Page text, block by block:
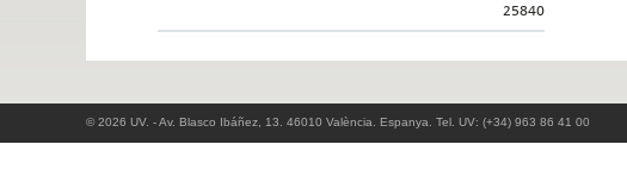
25840
© 2026 UV. - Av. Blasco Ibáñez, 13. 46010 València. Espanya. Tel. UV: (+34) 963 86 41 00